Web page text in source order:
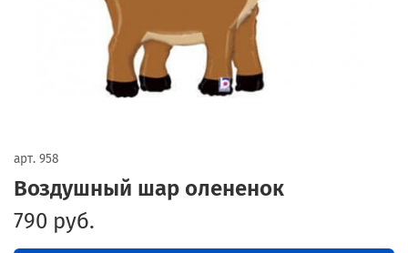
арт. 958
Воздушный шар олененок
790 руб.